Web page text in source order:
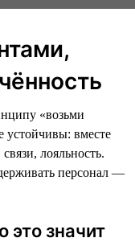
«возьми
устойчивы: вместе
лояльность.
персонал —
это значит